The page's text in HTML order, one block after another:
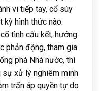
vi tiếp tay, cổ súy
kỳ hình thức nào.
tình cấu kết, hưởng
phản động, tham gia
phá Nhà nước, thì
sự xử lý nghiêm minh
trấn áp quyền tự do